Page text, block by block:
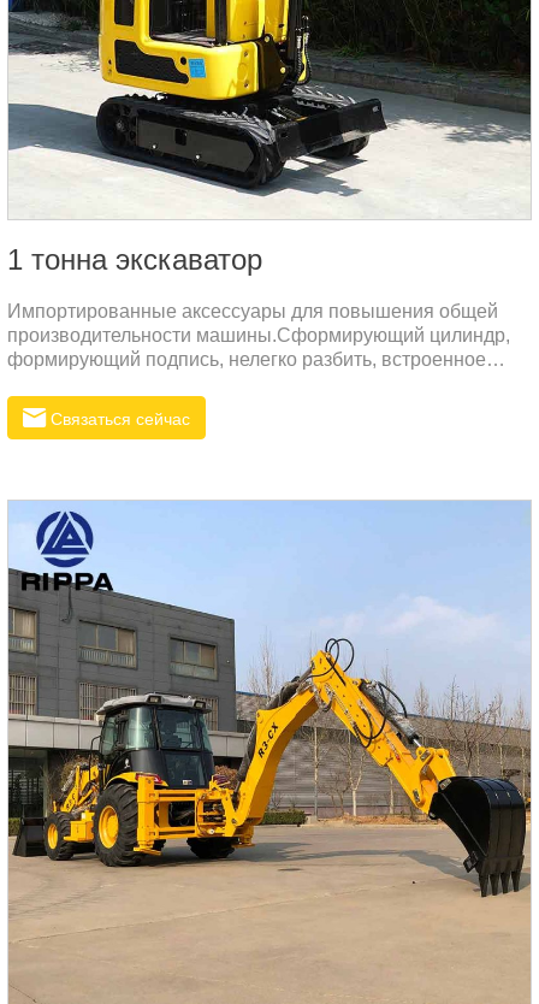
1 тонна экскаватор
Импортированные аксессуары для повышения общей
производительности машины.Сформирующий цилиндр,
формирующий подпись, нелегко разбить, встроенное
высококачественную сталь, нанесите процесс
пластикового литья, предотвращайте ржавчину и
высокую надежность.Тело 360 градусов вращается
свободно, а умное тело облегчает работу на открытом
воздухе.Стандартная конфигурацияKubotaEngine / Pilot
Multi-Clape Clape / Pilot управляющий ручка / двигатель
перемещения Paiyi / импо
Связаться сейчас